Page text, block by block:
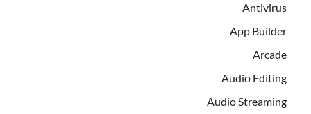
Antivirus
App Builder
Arcade
Audio Editing
Audio Streaming